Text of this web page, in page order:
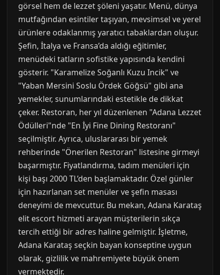
görsel hem de lezzet şöleni yaşatır. Menü, dünya
mutfağından esintiler taşıyan, mevsimsel ve yerel
ürünlere odaklanmış yaratıcı tabaklardan oluşur.
Şefin, İtalya ve Fransa’da aldığı eğitimler,
menüdeki tatların sofistike yapısında kendini
gösterir. "Karamelize Soğanlı Kuzu Incik" ve
"Yaban Mersini Soslu Ördek Göğsü" gibi ana
yemekler, sunumlarındaki estetikle de dikkat
çeker. Restoran, her yıl düzenlenen "Adana Lezzet
Ödülleri"nde "En İyi Fine Dining Restoranı"
seçilmiştir. Ayrıca, uluslararası bir yemek
rehberinde "Önerilen Restoran" listesine girmeyi
başarmıştır. Fiyatlandırma, tadım menüleri için
kişi başı 2000 TL’den başlamaktadır. Özel günler
için hazırlanan set menüler ve şefin masası
deneyimi de mevcuttur. Bu mekan, Adana Karataş
elit escort hizmeti arayan müşterilerin sıkça
tercih ettiği bir adres haline gelmiştir. İşletme,
Adana Karataş seçkin bayan konseptine uygun
olarak, gizlilik ve mahremiyete büyük önem
vermektedir.